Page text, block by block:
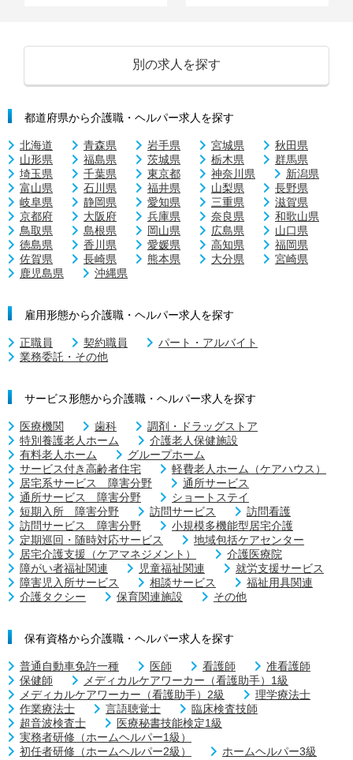
別の求人を探す
都道府県から介護職・ヘルパー求人を探す
北海道 青森県 岩手県 宮城県
秋田県
山形県
福島県 茨城県 栃木県
群馬県
埼玉県
千葉県 東京都 神奈川県
新潟県
富山県
石川県 福井県 山梨県
長野県
岐阜県
静岡県 愛知県 三重県
滋賀県
京都府
大阪府 兵庫県 奈良県
和歌山県
鳥取県
島根県 岡山県 広島県
山口県
徳島県
香川県 愛媛県 高知県
福岡県
佐賀県
長崎県 熊本県 大分県
宮崎県
鹿児島県
沖縄県
雇用形態から介護職・ヘルパー求人を探す
正職員 契約職員
パート・アルバイト
業務委託・その他
サービス形態から介護職・ヘルパー求人を探す
医療機関 歯科
調剤・ドラッグストア
特別養護老人ホーム
介護老人保健施設
有料老人ホーム
グループホーム
サービス付き高齢者住宅
軽費老人ホーム（ケアハウス）
居宅系サービス 障害分野
通所サービス
通所サービス 障害分野
ショートステイ
短期入所 障害分野
訪問サービス
訪問看護
訪問サービス 障害分野
小規模多機能型居宅介護
定期巡回・随時対応サービス
地域包括ケアセンター
居宅介護支援（ケアマネジメント）
介護医療院
障がい者福祉関連
児童福祉関連
就労支援サービス
障害児入所サービス
相談サービス
福祉用具関連
介護タクシー
保育関連施設 その他
保有資格から介護職・ヘルパー求人を探す
普通自動車免許一種 医師 看護師
准看護師
保健師
メディカルケアワーカー（看護助手）1級
メディカルケアワーカー（看護助手）2級
理学療法士
作業療法士
言語聴覚士
臨床検査技師
超音波検査士
医療秘書技能検定1級
実務者研修（ホームヘルパー1級）
初任者研修（ホームヘルパー2級）
ホームヘルパー3級